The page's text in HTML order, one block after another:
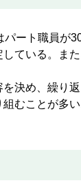
ート職員が
ている。ま
決め、繰り
むことが多い